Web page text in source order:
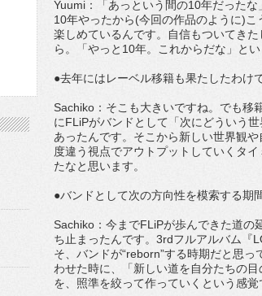
Yuumi：「あっという間の10年だった
10年やったから(今回の作品のように)
楽しめているんです。自信もついてき
ら。「やっと10年。これからだな」と
●去年にはレーベル移籍も果たしたわけ
Sachiko：そこも大きいですね。でも移
にFLiPがバンドとして「次にどういう
あったんです。そこから新しい世界観
度違う視点でアウトプットしていくタ
たなと思います。
●バンドとして次の方向性を模索する期
Sachiko：今までFLiPが歩んできた道の
ち止まったんです。3rdフルアルバム『
そ、バンドが“reborn”する時期だと思
わせた時に、「新しい道を自分たちの
を、照準を絞って作っていくという感覚